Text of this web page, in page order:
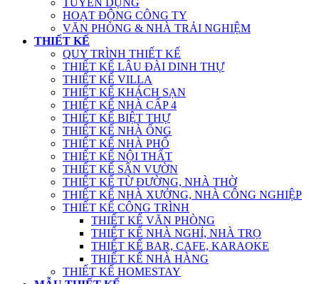
TUYỂN DỤNG
HOẠT ĐỘNG CÔNG TY
VĂN PHÒNG & NHÀ TRẢI NGHIỆM
THIẾT KẾ
QUY TRÌNH THIẾT KẾ
THIẾT KẾ LÂU ĐÀI DINH THỰ
THIẾT KẾ VILLA
THIẾT KẾ KHÁCH SẠN
THIẾT KẾ NHÀ CẤP 4
THIẾT KẾ BIỆT THỰ
THIẾT KẾ NHÀ ỐNG
THIẾT KẾ NHÀ PHỐ
THIẾT KẾ NỘI THẤT
THIẾT KẾ SÂN VƯỜN
THIẾT KẾ TỪ ĐƯỜNG, NHÀ THỜ
THIẾT KẾ NHÀ XƯỞNG, NHÀ CÔNG NGHIỆP
THIẾT KẾ CÔNG TRÌNH
THIẾT KẾ VĂN PHÒNG
THIẾT KẾ NHÀ NGHỈ, NHÀ TRỌ
THIẾT KẾ BAR, CAFE, KARAOKE
THIẾT KẾ NHÀ HÀNG
THIẾT KẾ HOMESTAY